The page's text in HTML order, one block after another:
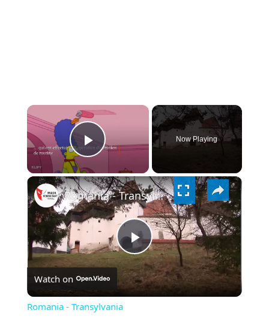
×
PLAY
VIDEO
Now Playing
×
PLAY
VIDEO
Romania - Transylvania
Watch on
Romania - Transylvania